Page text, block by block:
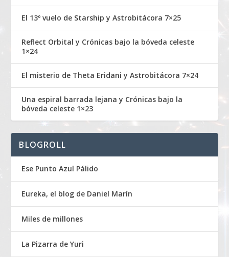
El 13º vuelo de Starship y Astrobitácora 7×25
Reflect Orbital y Crónicas bajo la bóveda celeste
1×24
El misterio de Theta Eridani y Astrobitácora 7×24
Una espiral barrada lejana y Crónicas bajo la
bóveda celeste 1×23
BLOGROLL
Ese Punto Azul Pálido
Eureka, el blog de Daniel Marín
Miles de millones
La Pizarra de Yuri